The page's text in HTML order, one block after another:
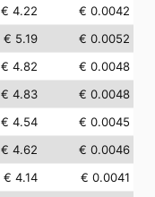
€ 4.22
€ 0.0042
€ 5.19
€ 0.0052
€ 4.82
€ 0.0048
€ 4.83
€ 0.0048
€ 4.54
€ 0.0045
€ 4.62
€ 0.0046
€ 4.14
€ 0.0041